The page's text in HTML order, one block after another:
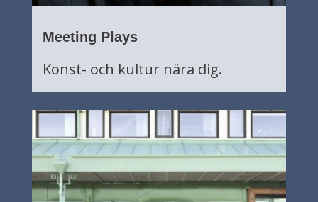
Meeting Plays
Konst- och kultur nära dig.